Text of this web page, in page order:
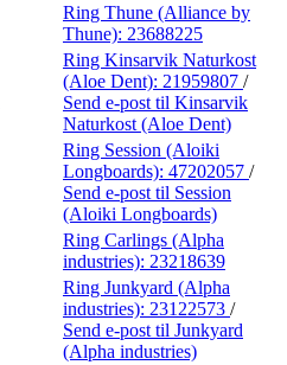
Ring Thune (Alliance by
Thune): 23688225
Ring Kinsarvik Naturkost
(Aloe Dent): 21959807 /
Send e-post til Kinsarvik
Naturkost (Aloe Dent)
Ring Session (Aloiki
Longboards): 47202057 /
Send e-post til Session
(Aloiki Longboards)
Ring Carlings (Alpha
industries): 23218639
Ring Junkyard (Alpha
industries): 23122573 /
Send e-post til Junkyard
(Alpha industries)